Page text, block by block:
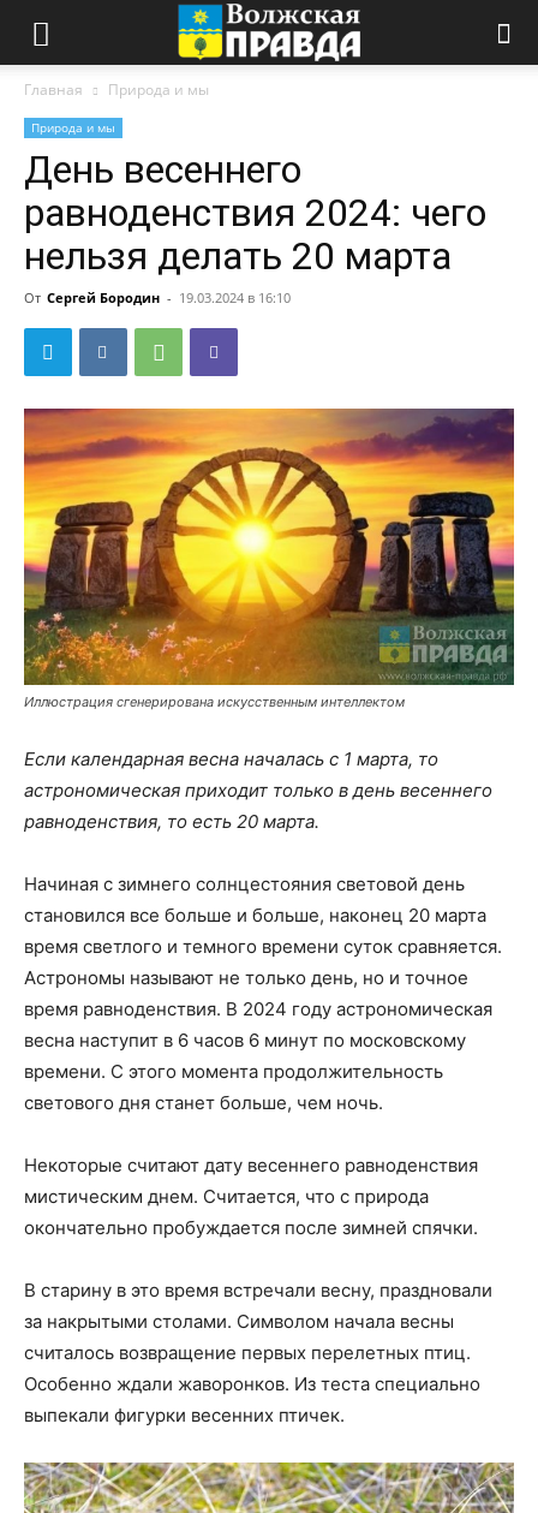
Главная Природа и мы
Природа и мы
День весеннего
равноденствия 2024: чего
нельзя делать 20 марта
От Сергей Бородин - 19.03.2024 в 16:10
Иллюстрация сгенерирована искусственным интеллектом
Если календарная весна началась с 1 марта, то
астрономическая приходит только в день весеннего
равноденствия, то есть 20 марта.
Начиная с зимнего солнцестояния световой день
становился все больше и больше, наконец 20 марта
время светлого и темного времени суток сравняется.
Астрономы называют не только день, но и точное
время равноденствия. В 2024 году астрономическая
весна наступит в 6 часов 6 минут по московскому
времени. С этого момента продолжительность
светового дня станет больше, чем ночь.
Некоторые считают дату весеннего равноденствия
мистическим днем. Считается, что с природа
окончательно пробуждается после зимней спячки.
В старину в это время встречали весну, праздновали
за накрытыми столами. Символом начала весны
считалось возвращение первых перелетных птиц.
Особенно ждали жаворонков. Из теста специально
выпекали фигурки весенних птичек.